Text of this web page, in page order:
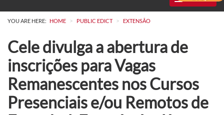
YOU ARE HERE: HOME > PUBLIC EDICT > EXTENSÃO
Cele divulga a abertura de
inscrições para Vagas
Remanescentes nos Cursos
Presenciais e/ou Remotos de